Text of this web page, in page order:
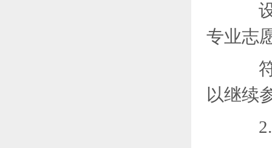
设
专业志
符
以继续
2.